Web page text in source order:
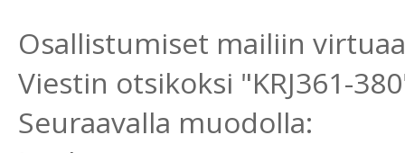
Osallistumiset mailiin
Viestin otsikoksi "KRJ361-
Seuraavalla muodolla: